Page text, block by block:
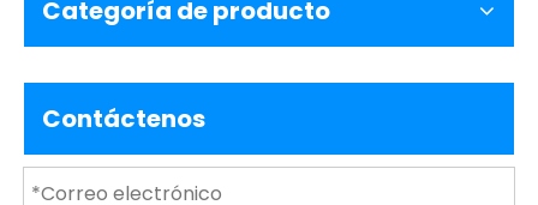
Categoría de producto
Contáctenos